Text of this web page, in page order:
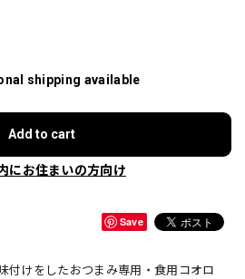
shipping available
Add to cart
にお住まいの方向け
Save
付けをしたおつまみ専用・食用コオロ